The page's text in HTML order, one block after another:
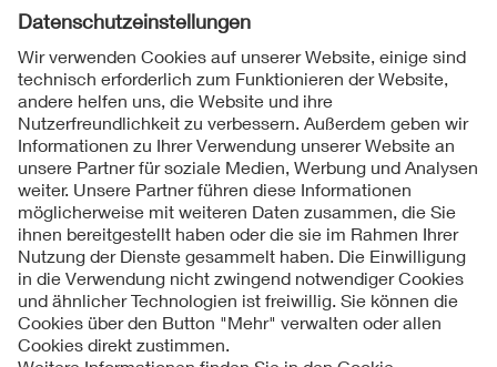
Folgen Sie uns auf
Impressum